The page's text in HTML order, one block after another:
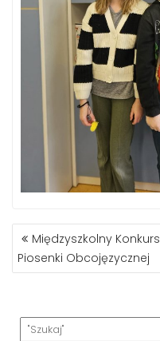
NAWIGACJA
WPISU
Międzyszkolny Konkurs
Piosenki Obcojęzycznej